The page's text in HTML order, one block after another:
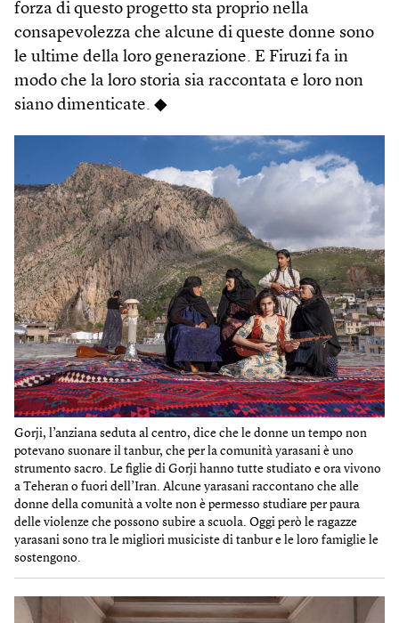
forza di questo progetto sta proprio nella
consapevolezza che alcune di queste donne sono
le ultime della loro generazione. E Firuzi fa in
modo che la loro storia sia raccontata e loro non
siano dimenticate. ◆
Gorji, l’anziana seduta al centro, dice che le donne un tempo non
potevano suonare il tanbur, che per la comunità yarasani è uno
strumento sacro. Le figlie di Gorji hanno tutte studiato e ora vivono
a Teheran o fuori dell’Iran. Alcune yarasani raccontano che alle
donne della comunità a volte non è permesso studiare per paura
delle violenze che possono subire a scuola. Oggi però le ragazze
yarasani sono tra le migliori musiciste di tanbur e le loro famiglie le
sostengono.